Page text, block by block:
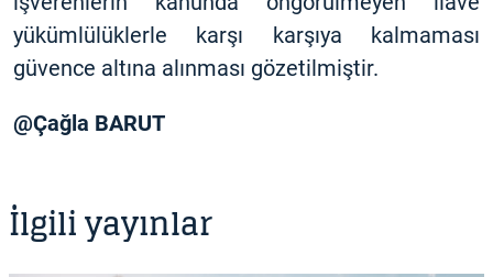
yükümlülüklerle karşı karşıya kalmaması
güvence altına alınması gözetilmiştir.
@Çağla BARUT
İlgili yayınlar